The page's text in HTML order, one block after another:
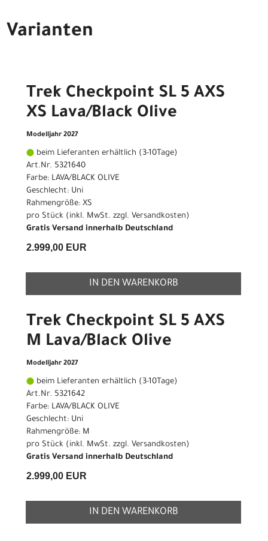
Varianten
Trek Checkpoint SL 5 AXS
XS Lava/Black Olive
Modelljahr 2027
beim Lieferanten erhältlich (3-10Tage)
Art.Nr. 5321640
Farbe: LAVA/BLACK OLIVE
Geschlecht: Uni
Rahmengröße: XS
pro Stück (inkl. MwSt. zzgl. Versandkosten )
Gratis Versand innerhalb Deutschland
2.999,00 EUR
IN DEN WARENKORB
Trek Checkpoint SL 5 AXS
M Lava/Black Olive
Modelljahr 2027
beim Lieferanten erhältlich (3-10Tage)
Art.Nr. 5321642
Farbe: LAVA/BLACK OLIVE
Geschlecht: Uni
Rahmengröße: M
pro Stück (inkl. MwSt. zzgl. Versandkosten )
Gratis Versand innerhalb Deutschland
2.999,00 EUR
IN DEN WARENKORB